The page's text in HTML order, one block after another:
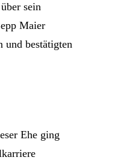
sein
Maier
und bestätigten
Ehe ging